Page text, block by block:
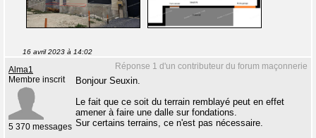
16 avril 2023 à 14:02
Réponse 1 d'un contributeur du forum maçonnerie
Alma1
Membre inscrit
5 370 messages
Bonjour Seuxin.
Le fait que ce soit du terrain remblayé peut en effet
amener à faire une dalle sur fondations.
Sur certains terrains, ce n'est pas nécessaire.